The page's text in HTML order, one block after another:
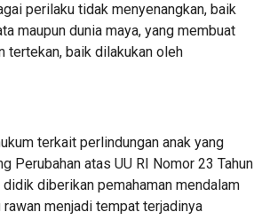
perilaku tidak menyenangkan, baik
maupun dunia maya, yang membuat
tertekan, baik dilakukan oleh
terkait perlindungan anak yang
Perubahan atas UU RI Nomor 23 Tahun
diberikan pemahaman mendalam
menjadi tempat terjadinya